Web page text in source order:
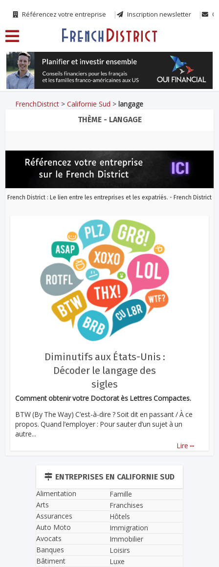
Référencez votre entreprise Inscription newsletter
FrenchDistrict >Californie Sud >langage
THÈME - LANGAGE
French District : Le lien entre les entreprises et les expatriés. - French District
Diminutifs aux États-Unis :
Décoder le langage des
sigles
Comment obtenir votre Doctorat ès Lettres Compactes.
BTW (By The Way) C’est-à-dire ? Soit dit en passant / À ce
propos. Quand l’employer : Pour sauter d’un sujet à un
autre...
Lire ...
ENTREPRISES EN CALIFORNIE SUD
Alimentation
Arts
Assurances
Auto Moto
Avocats
Banques
Bâtiment
Famille
Franchises
Hôtels
Immigration
Immobilier
Loisirs
Luxe